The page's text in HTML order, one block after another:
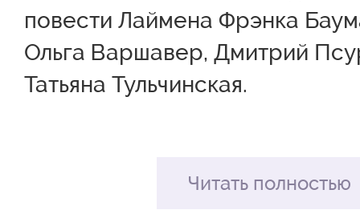
повести Лаймена Фрэнка
Ольга Варшавер, Дмитрий
Татьяна Тульчинская.
дороге, вымощенной желтым
Читать полностью